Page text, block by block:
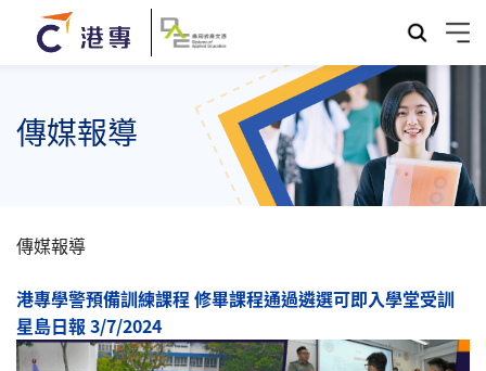
傳媒報導
傳媒報導
港專學警預備訓練課程 修畢課程通過遴選可即入學堂受訓
星島日報 3/7/2024